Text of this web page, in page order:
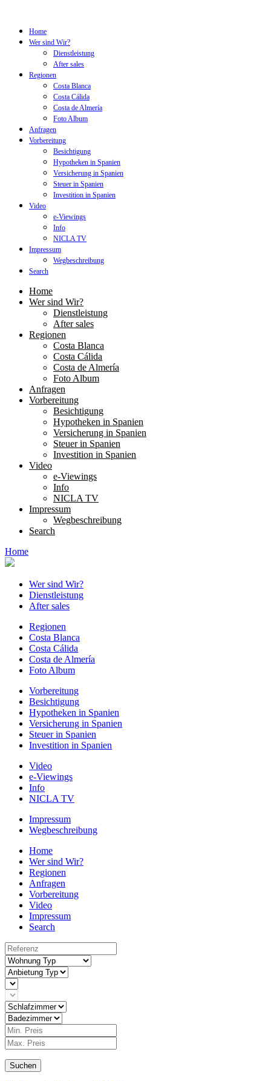
Home
Wer sind Wir?
Dienstleistung
After sales
Regionen
Costa Blanca
Costa Cálida
Costa de Almería
Foto Album
Anfragen
Vorbereitung
Besichtigung
Hypotheken in Spanien
Versicherung in Spanien
Steuer in Spanien
Investition in Spanien
Video
e-Viewings
Info
NICLA TV
Impressum
Wegbeschreibung
Search
Home
Wer sind Wir?
Dienstleistung
After sales
Regionen
Costa Blanca
Costa Cálida
Costa de Almería
Foto Album
Anfragen
Vorbereitung
Besichtigung
Hypotheken in Spanien
Versicherung in Spanien
Steuer in Spanien
Investition in Spanien
Video
e-Viewings
Info
NICLA TV
Impressum
Wegbeschreibung
Search
Home
Wer sind Wir?
Dienstleistung
After sales
Regionen
Costa Blanca
Costa Cálida
Costa de Almería
Foto Album
Vorbereitung
Besichtigung
Hypotheken in Spanien
Versicherung in Spanien
Steuer in Spanien
Investition in Spanien
Video
e-Viewings
Info
NICLA TV
Impressum
Wegbeschreibung
Home
Wer sind Wir?
Regionen
Anfragen
Vorbereitung
Video
Impressum
Search
Suchen